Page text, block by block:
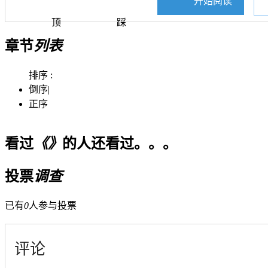
顶 踩
章节列表
排序 :
倒序|
正序
看过《》 的人还看过。。。
投票调查
已有0人参与投票
评论